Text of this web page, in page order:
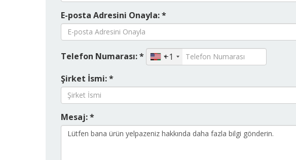
E-posta Adresini Onayla: *
Telefon Numarası: *
+1
Şirket İsmi: *
Mesaj: *